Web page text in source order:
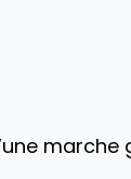
marche